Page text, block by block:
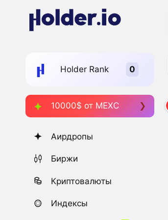
Holder Rank
10000$ от MEXC
Аирдропы
Биржи
Криптовалюты
Индексы